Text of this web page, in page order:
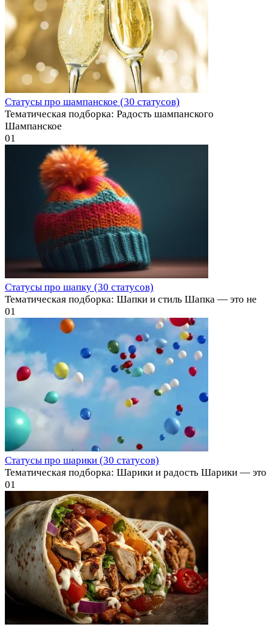
Статусы про шампанское (30 статусов)
Тематическая подборка: Радость шампанского
Шампанское
01
Статусы про шапку (30 статусов)
Тематическая подборка: Шапки и стиль Шапка — это не
01
Статусы про шарики (30 статусов)
Тематическая подборка: Шарики и радость Шарики — это
01